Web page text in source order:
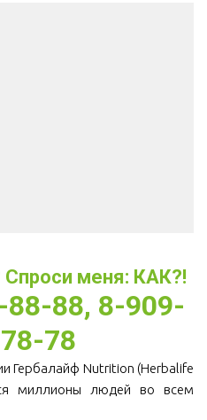
меня: КАК?!
88, 8-909-
78
Гербалайф Nutrition (Herbalife
миллионы людей во всем